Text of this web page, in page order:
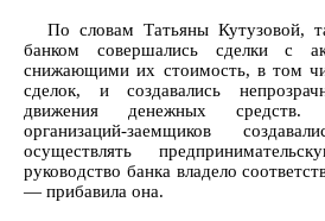
По словам Татьяны Кутузовой,
банком совершались сделки с
снижающими их стоимость, в том
сделок, и создавались
движения денежных средств.
организаций-заемщиков
осуществлять
руководство банка владело
— прибавила она.